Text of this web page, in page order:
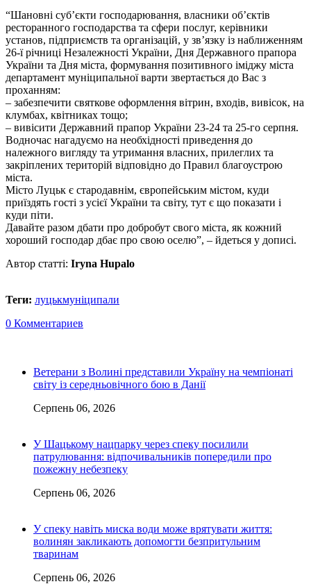
“Шановні суб’єкти господарювання, власники об’єктів
ресторанного господарства та сфери послуг, керівники
установ, підприємств та організацій, у зв’язку із наближенням
26-ї річниці Незалежності України, Дня Державного прапора
України та Дня міста, формування позитивного іміджу міста
департамент муніципальної варти звертається до Вас з
проханням:
– забезпечити святкове оформлення вітрин, входів, вивісок, на
клумбах, квітниках тощо;
– вивісити Державний прапор України 23-24 та 25-го серпня.
Водночас нагадуємо на необхідності приведення до
належного вигляду та утримання власних, прилеглих та
закріплених територій відповідно до Правил благоустрою
міста.
Місто Луцьк є стародавнім, європейським містом, куди
приїздять гості з усієї України та світу, тут є що показати і
куди піти.
Давайте разом дбати про добробут свого міста, як кожний
хороший господар дбає про свою оселю”, – йдеться у дописі.
Автор статті: Iryna Hupalo
Теги: луцькмуніципали
0 Комментариев
Ветерани з Волині представили Україну на чемпіонаті
світу із середньовічного бою в Данії
Серпень 06, 2026
У Шацькому нацпарку через спеку посилили
патрулювання: відпочивальників попередили про
пожежну небезпеку
Серпень 06, 2026
У спеку навіть миска води може врятувати життя:
волинян закликають допомогти безпритульним
тваринам
Серпень 06, 2026